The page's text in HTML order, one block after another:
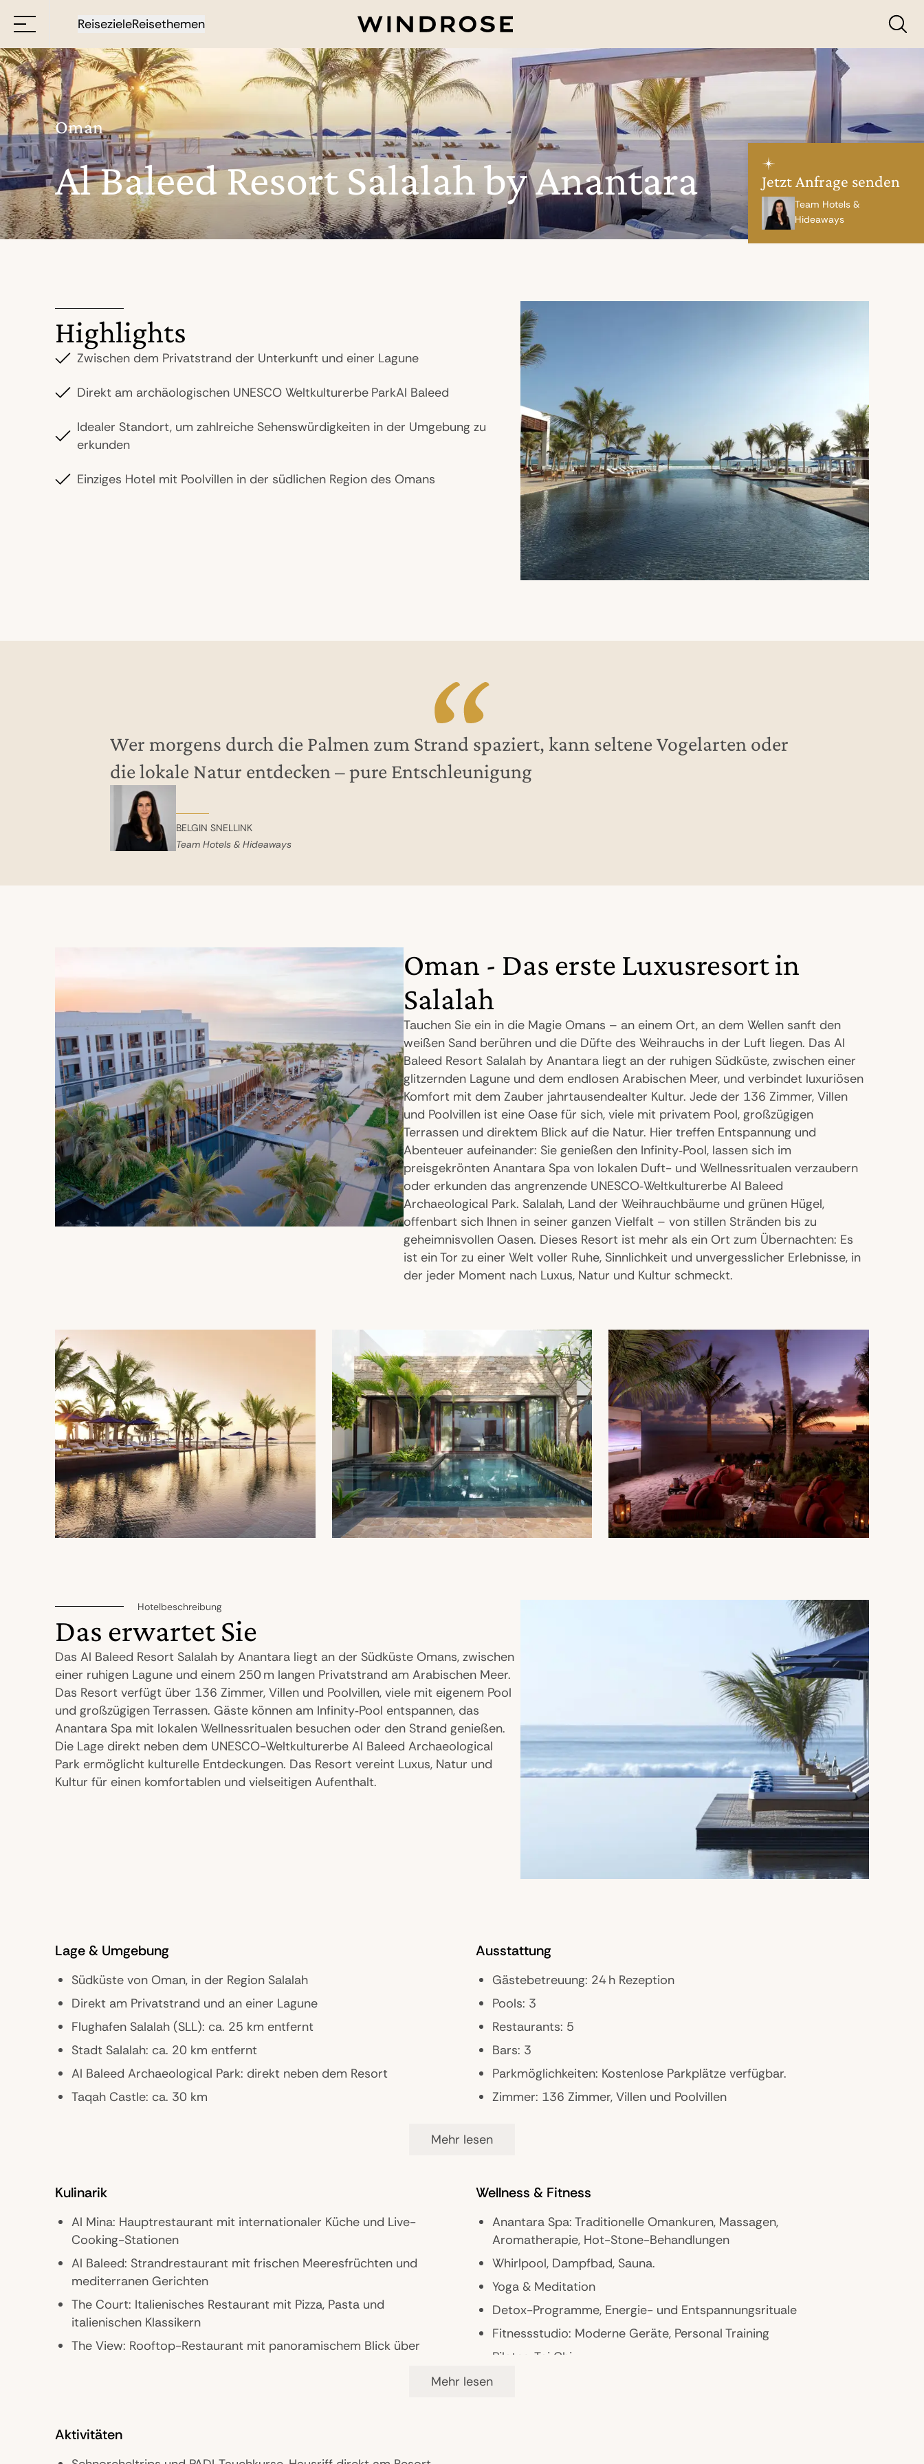
ReisezieleReisethemen
Jetzt Anfrage senden
Team Hotels &
Hideaways
Oman
Al Baleed Resort Salalah by Anantara
Highlights
Zwischen dem Privatstrand der Unterkunft und einer Lagune
Direkt am archäologischen UNESCO Weltkulturerbe ParkAl Baleed
Idealer Standort, um zahlreiche Sehenswürdigkeiten in der Umgebung zu
erkunden
Einziges Hotel mit Poolvillen in der südlichen Region des Omans
Wer morgens durch die Palmen zum Strand spaziert, kann seltene Vogelarten oder
die lokale Natur entdecken – pure Entschleunigung
BELGIN SNELLINK
Team Hotels & Hideaways
Oman - Das erste Luxusresort in
Salalah
Tauchen Sie ein in die Magie Omans – an einem Ort, an dem Wellen sanft den
weißen Sand berühren und die Düfte des Weihrauchs in der Luft liegen. Das Al
Baleed Resort Salalah by Anantara liegt an der ruhigen Südküste, zwischen einer
glitzernden Lagune und dem endlosen Arabischen Meer, und verbindet luxuriösen
Komfort mit dem Zauber jahrtausendealter Kultur. Jede der 136 Zimmer, Villen
und Poolvillen ist eine Oase für sich, viele mit privatem Pool, großzügigen
Terrassen und direktem Blick auf die Natur. Hier treffen Entspannung und
Abenteuer aufeinander: Sie genießen den Infinity‑Pool, lassen sich im
preisgekrönten Anantara Spa von lokalen Duft- und Wellnessritualen verzaubern
oder erkunden das angrenzende UNESCO‑Weltkulturerbe Al Baleed
Archaeological Park. Salalah, Land der Weihrauchbäume und grünen Hügel,
offenbart sich Ihnen in seiner ganzen Vielfalt – von stillen Stränden bis zu
geheimnisvollen Oasen. Dieses Resort ist mehr als ein Ort zum Übernachten: Es
ist ein Tor zu einer Welt voller Ruhe, Sinnlichkeit und unvergesslicher Erlebnisse, in
der jeder Moment nach Luxus, Natur und Kultur schmeckt.
Hotelbeschreibung
Das erwartet Sie
Das Al Baleed Resort Salalah by Anantara liegt an der Südküste Omans, zwischen
einer ruhigen Lagune und einem 250 m langen Privatstrand am Arabischen Meer.
Das Resort verfügt über 136 Zimmer, Villen und Poolvillen, viele mit eigenem Pool
und großzügigen Terrassen. Gäste können am Infinity‑Pool entspannen, das
Anantara Spa mit lokalen Wellnessritualen besuchen oder den Strand genießen.
Die Lage direkt neben dem UNESCO-Weltkulturerbe Al Baleed Archaeological
Park ermöglicht kulturelle Entdeckungen. Das Resort vereint Luxus, Natur und
Kultur für einen komfortablen und vielseitigen Aufenthalt.
Lage & Umgebung
Südküste von Oman, in der Region Salalah
Direkt am Privatstrand und an einer Lagune
Flughafen Salalah (SLL): ca. 25 km entfernt
Stadt Salalah: ca. 20 km entfernt
Al Baleed Archaeological Park: direkt neben dem Resort
Taqah Castle: ca. 30 km
Ausstattung
Gästebetreuung: 24 h Rezeption
Pools: 3
Restaurants: 5
Bars: 3
Parkmöglichkeiten: Kostenlose Parkplätze verfügbar.
Zimmer: 136 Zimmer, Villen und Poolvillen
Highlights: Privatstrand und Lagune, Anantara Spa mit lokalen
Mehr lesen
Kulinarik
Al Mina: Hauptrestaurant mit internationaler Küche und Live-
Cooking-Stationen
Al Baleed: Strandrestaurant mit frischen Meeresfrüchten und
mediterranen Gerichten
The Court: Italienisches Restaurant mit Pizza, Pasta und
italienischen Klassikern
The View: Rooftop-Restaurant mit panoramischem Blick über
Lobby Bar: Klassische Bar im Hauptbereich für Cocktails,
Wellness & Fitness
Anantara Spa: Traditionelle Omankuren, Massagen,
Aromatherapie, Hot-Stone-Behandlungen
Whirlpool, Dampfbad, Sauna.
Yoga & Meditation
Detox-Programme, Energie- und Entspannungsrituale
Fitnessstudio: Moderne Geräte, Personal Training
Pilates, Tai Chi
Mehr lesen
Aktivitäten